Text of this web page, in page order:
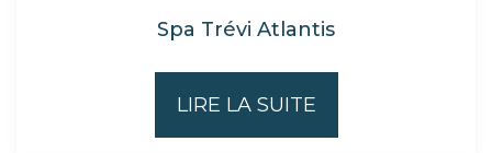
Spa Trévi Atlantis
LIRE LA SUITE